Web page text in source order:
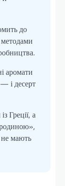
до
аромати
— і десерт
Греції, а
мають